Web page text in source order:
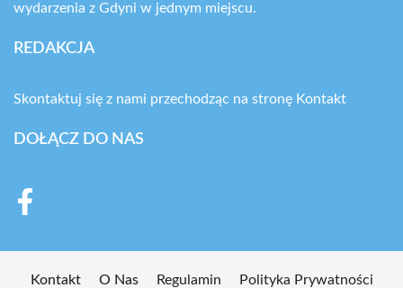
wydarzenia z Gdyni w jednym miejscu.
REDAKCJA
Skontaktuj się z nami przechodząc na stronę Kontakt
DOŁĄCZ DO NAS
Kontakt O Nas Regulamin Polityka Prywatności